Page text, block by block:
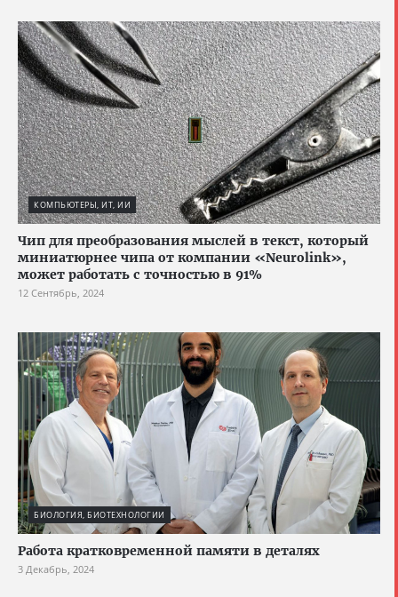
КОМПЬЮТЕРЫ, ИТ, ИИ
Чип для преобразования мыслей в текст, который
миниатюрнее чипа от компании «Neurolink»,
может работать с точностью в 91%
12 Сентябрь, 2024
БИОЛОГИЯ, БИОТЕХНОЛОГИИ
Работа кратковременной памяти в деталях
3 Декабрь, 2024